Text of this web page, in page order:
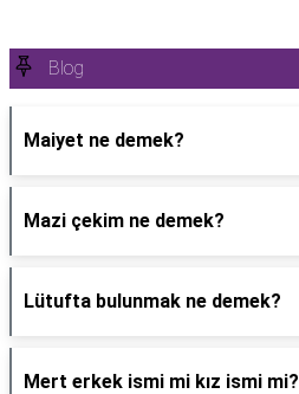
Blog
Maiyet ne demek?
Mazi çekim ne demek?
Lütufta bulunmak ne demek?
Mert erkek ismi mi kız ismi mi?